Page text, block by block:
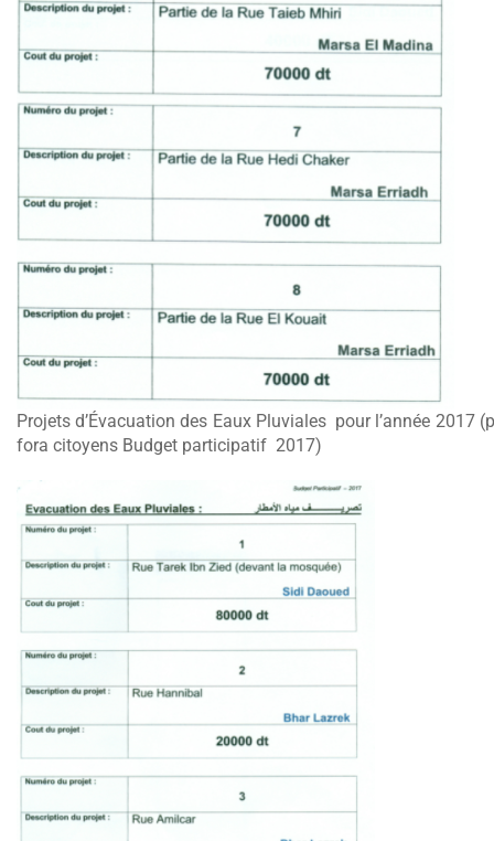
Projets d’Évacuation des Eaux Pluviales pour l’année 2017
fora citoyens Budget participatif 2017)